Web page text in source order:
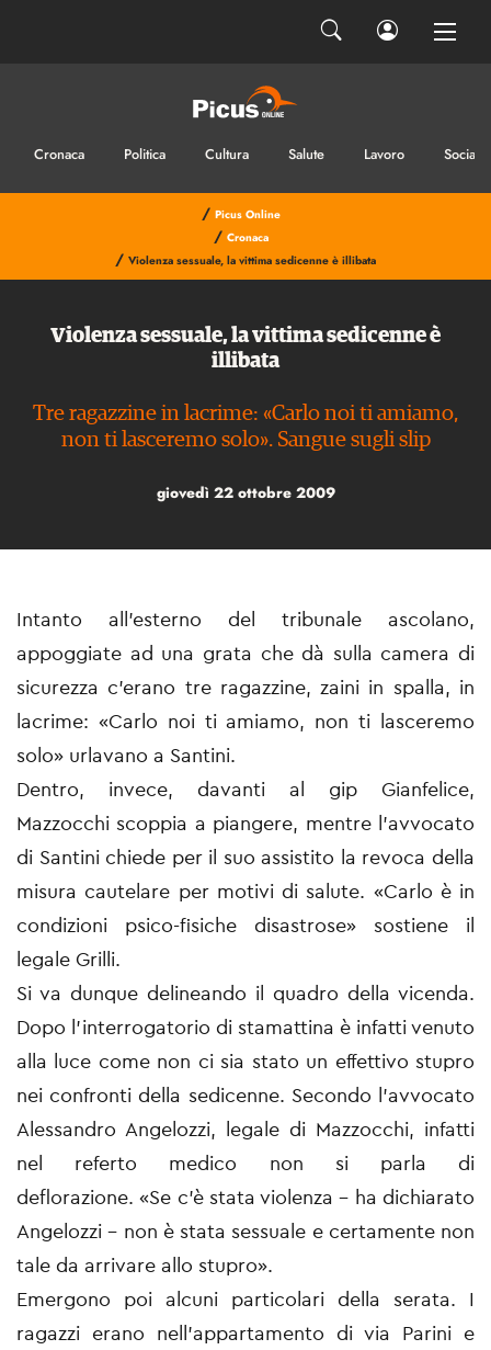
Cronaca Politica Cultura Salute Lavoro Sociale
/ Picus Online
/ Cronaca
/ Violenza sessuale, la vittima sedicenne è illibata
Violenza sessuale, la vittima sedicenne è
illibata
Tre ragazzine in lacrime: «Carlo noi ti amiamo,
non ti lasceremo solo». Sangue sugli slip
giovedì 22 ottobre 2009
Intanto all'esterno del tribunale ascolano,
appoggiate ad una grata che dà sulla camera di
sicurezza c'erano tre ragazzine, zaini in spalla, in
lacrime: «Carlo noi ti amiamo, non ti lasceremo
solo» urlavano a Santini.
Dentro, invece, davanti al gip Gianfelice,
Mazzocchi scoppia a piangere, mentre l'avvocato
di Santini chiede per il suo assistito la revoca della
misura cautelare per motivi di salute. «Carlo è in
condizioni psico-fisiche disastrose» sostiene il
legale Grilli.
Si va dunque delineando il quadro della vicenda.
Dopo l'interrogatorio di stamattina è infatti venuto
alla luce come non ci sia stato un effettivo stupro
nei confronti della sedicenne. Secondo l'avvocato
Alessandro Angelozzi, legale di Mazzocchi, infatti
nel referto medico non si parla di
deflorazione. «Se c’è stata violenza - ha dichiarato
Angelozzi - non è stata sessuale e certamente non
tale da arrivare allo stupro».
Emergono poi alcuni particolari della serata. I
ragazzi erano nell'appartamento di via Parini e